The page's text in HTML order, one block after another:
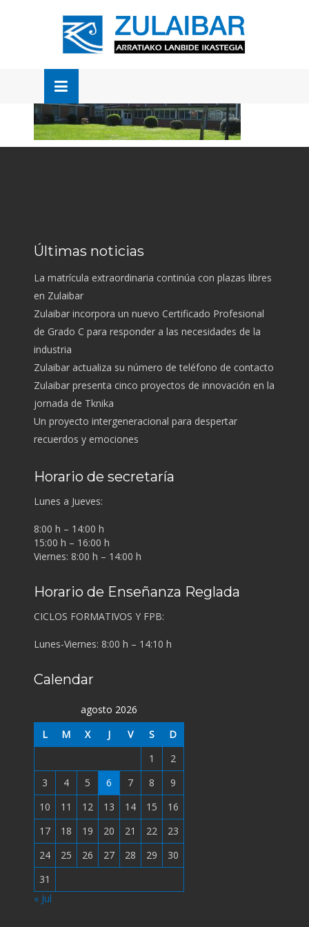
Últimas noticias
La matrícula extraordinaria continúa con plazas libres
en Zulaibar
Zulaibar incorpora un nuevo Certificado Profesional
de Grado C para responder a las necesidades de la
industria
Zulaibar actualiza su número de teléfono de contacto
Zulaibar presenta cinco proyectos de innovación en la
jornada de Tknika
Un proyecto intergeneracional para despertar
recuerdos y emociones
Horario de secretaría
Lunes a Jueves:
8:00 h – 14:00 h
15:00 h – 16:00 h
Viernes: 8:00 h – 14:00 h
Horario de Enseñanza Reglada
CICLOS FORMATIVOS Y FPB:
Lunes-Viernes: 8:00 h – 14:10 h
Calendar
agosto 2026
L
M X J V S
D
1
2
3
4 5 6 7 8
9
10
11 12 13 14 15
16
17
18 19 20 21 22
23
24
25 26 27 28 29
30
31
« Jul